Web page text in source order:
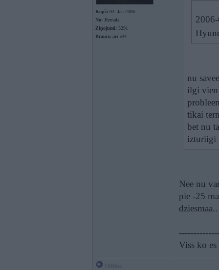
Kopš: 03. Jan 2006
No: Jūrmala
Ziņojumi: 5291
Braucu ar: e34
nu
ilgi
tikai
bet nu
izturiigi
Nee nu
pie -25
dziesmaa..
Viss ko